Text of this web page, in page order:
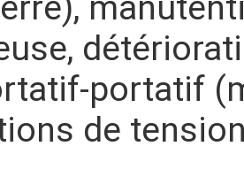
portatif
de